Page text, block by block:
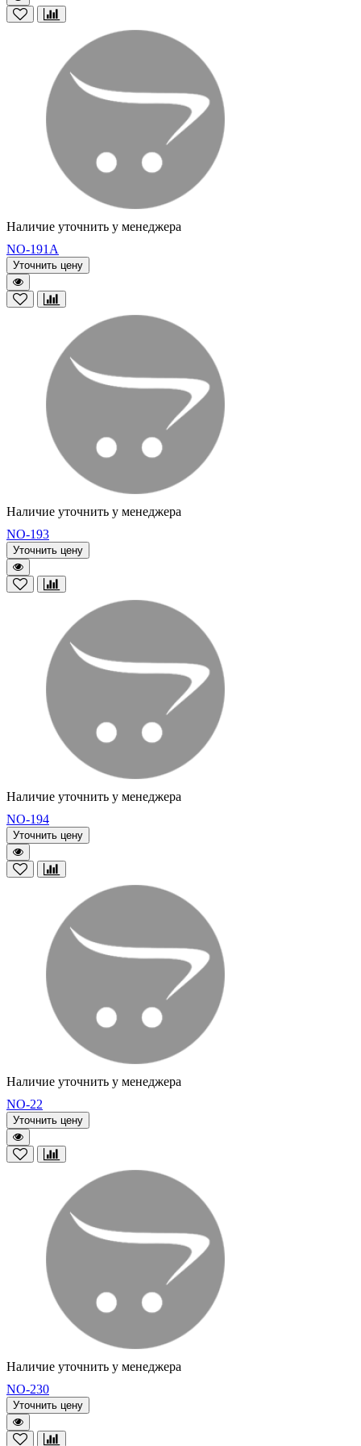
Наличие уточнить у менеджера
NO-191A
Уточнить цену
Наличие уточнить у менеджера
NO-193
Уточнить цену
Наличие уточнить у менеджера
NO-194
Уточнить цену
Наличие уточнить у менеджера
NO-22
Уточнить цену
Наличие уточнить у менеджера
NO-230
Уточнить цену